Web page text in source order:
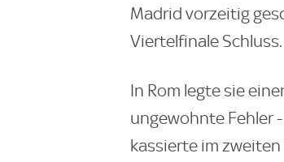
Madrid vorzeitig
Viertelfinale Schluss.
In Rom legte sie
ungewohnte Fehler
kassierte im